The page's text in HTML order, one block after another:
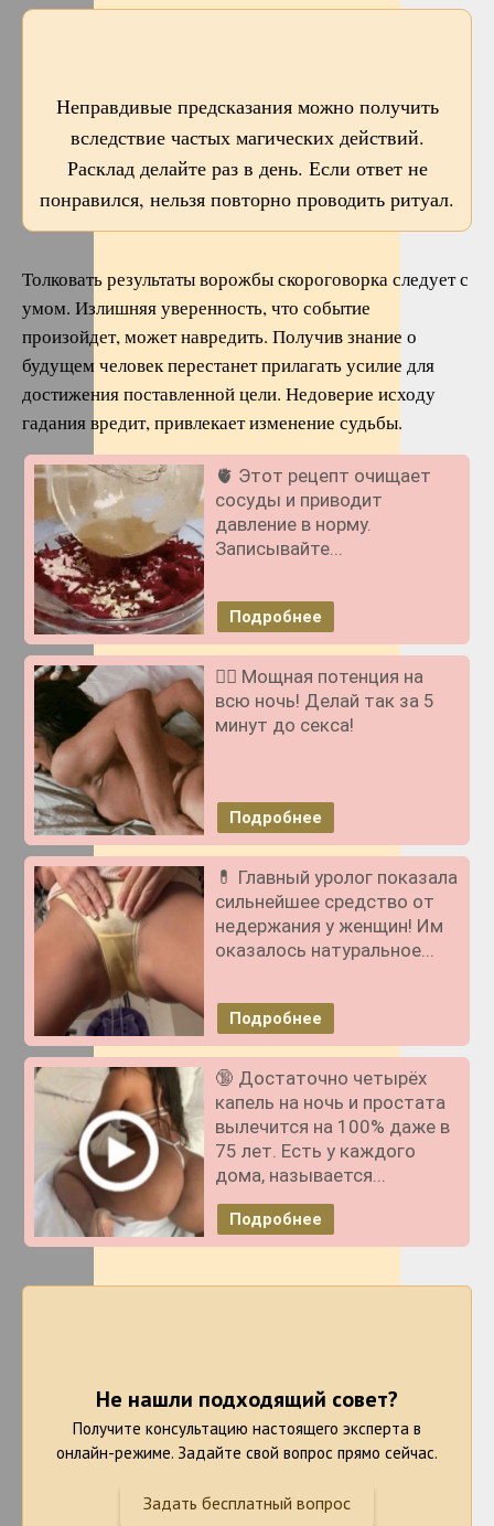
Неправдивые предсказания можно получить
вследствие частых магических действий.
Расклад делайте раз в день. Если ответ не
понравился, нельзя повторно проводить ритуал.
Толковать результаты ворожбы скороговорка следует с
умом. Излишняя уверенность, что событие
произойдет, может навредить. Получив знание о
будущем человек перестанет прилагать усилие для
достижения поставленной цели. Недоверие исходу
гадания вредит, привлекает изменение судьбы.
🫀 Этот рецепт очищает
сосуды и приводит
давление в норму.
Записывайте...
Подробнее
❤️‍🔥 Мощная потенция на
всю ночь! Делай так за 5
минут до секса!
Подробнее
💊 Главный уролог показала
сильнейшее средство от
недержания у женщин! Им
оказалось натуральное...
Подробнее
🔞 Достаточно четырёх
капель на ночь и простата
вылечится на 100% даже в
75 лет. Есть у каждого
дома, называется...
Подробнее
Не нашли подходящий совет?
Получите консультацию настоящего эксперта в
онлайн-режиме. Задайте свой вопрос прямо сейчас.
Задать бесплатный вопрос